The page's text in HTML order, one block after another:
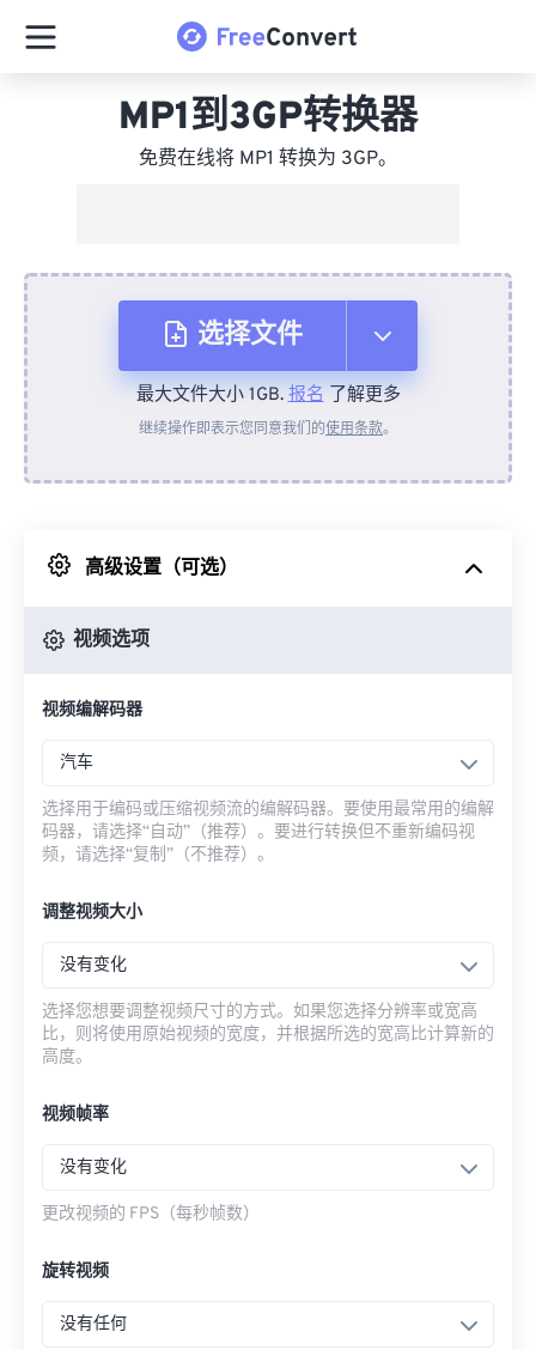
MP1到3GP转换器
免费在线将 MP1 转换为 3GP。
选择文件
从设备
来自 Google Drive
最大文件大小 1GB.报名了解更多
继续操作即表示您同意我们的使用条款。
高级设置（可选）
视频选项
视频编解码器
汽车
选择用于编码或压缩视频流的编解码器。要使用最常用的编解
码器，请选择“自动”（推荐）。要进行转换但不重新编码视
频，请选择“复制”（不推荐）。
调整视频大小
没有变化
选择您想要调整视频尺寸的方式。如果您选择分辨率或宽高
比，则将使用原始视频的宽度，并根据所选的宽高比计算新的
高度。
视频帧率
没有变化
更改视频的 FPS（每秒帧数）
旋转视频
没有任何